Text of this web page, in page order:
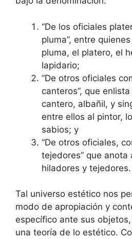
“De los oficiales
pluma”, entre
pluma, el platero, el
lapidario;
“De otros oficiales
canteros”, que
cantero, albañil, y
entre ellos al pintor,
sabios; y
“De otros oficiales,
tejedores” que anota
hiladores y tejedores.
Tal universo estético nos
modo de apropiación y
específico ante sus
una teoría de lo estético.